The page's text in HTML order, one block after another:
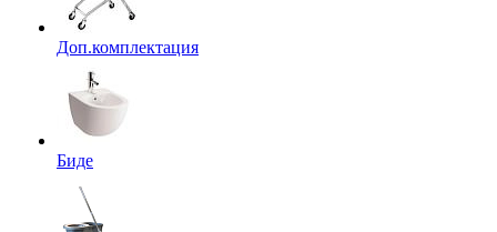
Доп.комплектация
Биде